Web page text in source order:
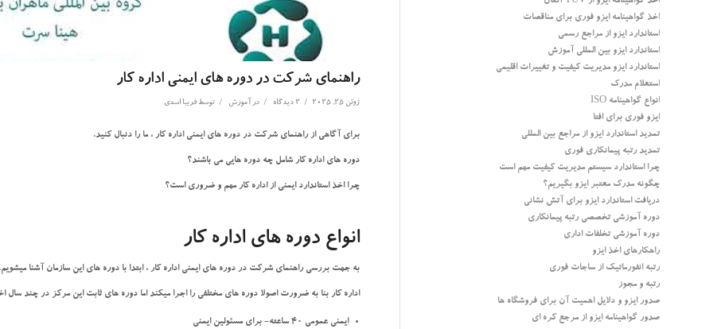
راهنمای شرکت در دوره های ایمنی اداره کار
ژوئن 25, 2025 / 2 دیدگاه / در آموزش / توسط فریبا اسدی
برای آگاهی از راهنمای شرکت در دوره های ایمنی اداره کار ، ما را دنبال کنید.
دوره های اداره کار شامل چه دوره هایی می باشند؟
چرا اخذ استاندارد ایمنی از اداره کار مهم و ضروری است؟
انواع دوره های اداره کار
به جهت بررسی راهنمای شرکت در دوره های ایمنی اداره کار ، ابتدا با دوره های این سازمان آشنا میشویم.
اداره کار بنا به ضرورت اصولا دوره های مختلفی را اجرا میکند اما دوره های ثابت این مرکز در چند سال
ایمنی عمومی 40 ساعته- برای مسئولین ایمنی
اخذ گواهینامه ایزو فوری برای مناقصات
استاندارد ایزو از مراجع رسمی
استاندارد ایزو بین المللی آموزش
استاندارد ایزو مدیریت کیفیت و تغییرات اقلیمی
استعلام مدرک
انواع گواهینامه ISO
ایزو فوری برای افتا
تمدید استاندارد ایزو از مراجع بین المللی
تمدید رتبه پیمانکاری فوری
چرا استاندارد سیستم مدیریت کیفیت مهم است
چگونه مدرک معتبر ایزو بگیریم؟
دریافت استاندارد ایزو برای آتش نشانی
دوره آموزشی تخصصی رتبه پیمانکاری
دوره آموزشی تخلفات اداری
راهکارهای اخذ ایزو
رتبه انفورماتیک از ساجات فوری
رتبه و مجوز
صدور ایزو و دلایل اهمیت آن برای فروشگاه ها
صدور گواهینامه ایزو از مرجع کره ای